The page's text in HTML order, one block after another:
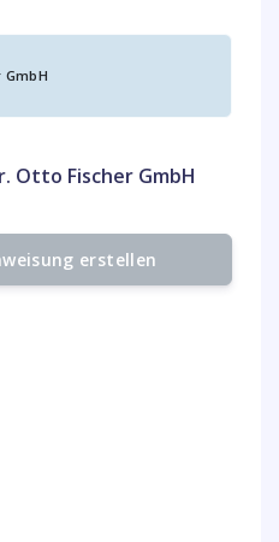
Otto Fischer GmbH
erstellen